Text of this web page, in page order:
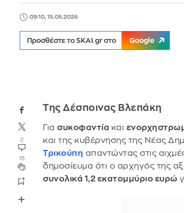
09:10, 15.05.2026
Προσθέστε το SKAI.gr στο Google
2
15
Της Δέσποινας Βλεπάκη
Γιασυκοφαντία και
και της κυβέρνησης της Νέας
Τρικούπη απαντώντας στις
δημοσίευμα ότι ο αρχηγός της
συνολικά 1,2 εκατομμύριο ευρώ